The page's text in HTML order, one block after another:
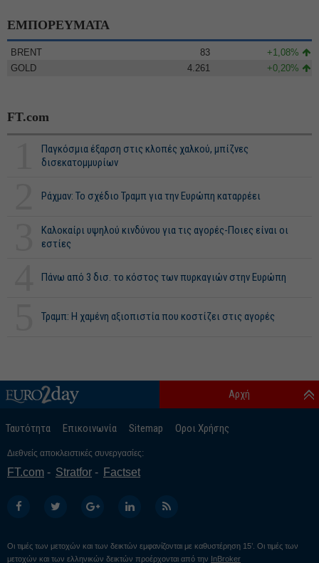
ΕΜΠΟΡΕΥΜΑΤΑ
BRENT 83
+1,08%
GOLD
4.261 +0,20%
FT.com
Παγκόσμια έξαρση στις κλοπές χαλκού, μπίζνες
δισεκατομμυρίων
Ράχμαν: Το σχέδιο Τραμπ για την Ευρώπη καταρρέει
Καλοκαίρι υψηλού κινδύνου για τις αγορές-Ποιες είναι οι
εστίες
Πάνω από 3 δισ. το κόστος των πυρκαγιών στην Ευρώπη
Τραμπ: Η χαμένη αξιοπιστία που κοστίζει στις αγορές
Ταυτότητα Επικοινωνία Sitemap Οροι Χρήσης
Αρχή
Διεθνείς αποκλειστικές συνεργασίες:
FT.com Stratfor Factset
Οι τιμές των μετοχών και των δεικτών εμφανίζονται με καθυστέρηση 15’. Οι τιμές των
μετοχών και των ελληνικών δεικτών προέρχονται από την InBroker